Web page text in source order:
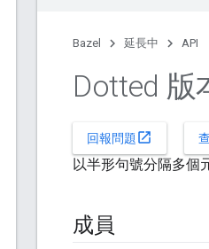
Bazel 延長中 API
Dotted 版
回報問題 open_in_new
以半形句號分隔多個
成員